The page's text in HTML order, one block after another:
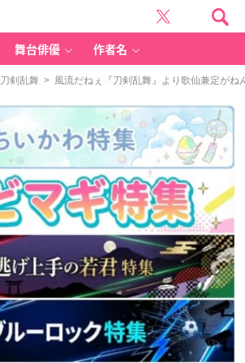
舞台俳優 作者名
刀剣乱舞 > 風流だねぇ『刀剣乱舞』より歌仙兼定がね